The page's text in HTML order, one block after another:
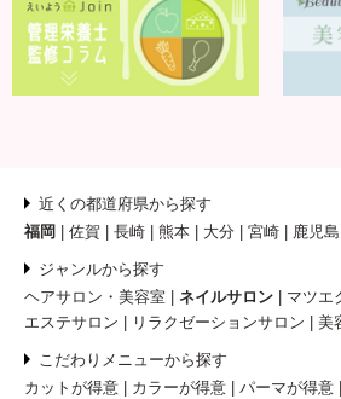
近くの都道府県から探す
福岡
佐賀 長崎 熊本 大分 宮崎 鹿児島
ジャンルから探す
ヘアサロン・美容室
ネイルサロン
マツエ
エステサロン
リラクゼーションサロン 美
こだわりメニューから探す
カットが得意
カラーが得意 パーマが得意